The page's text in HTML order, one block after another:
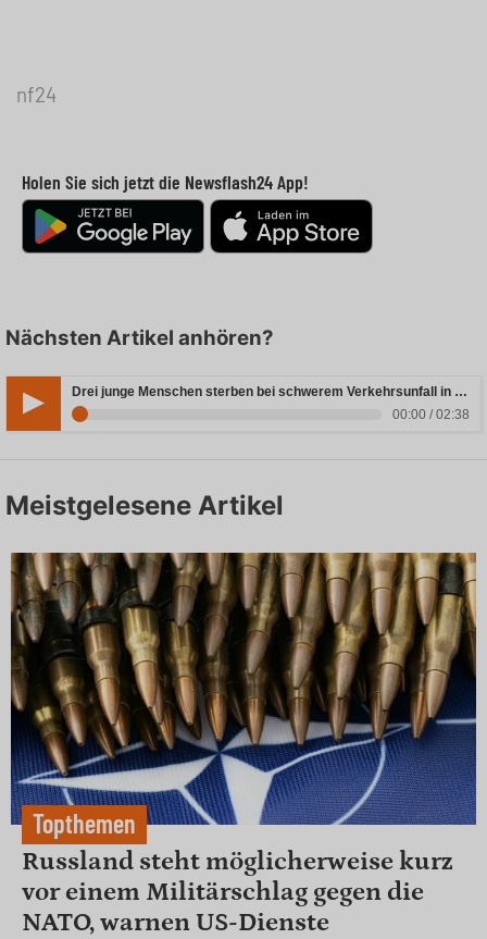
nf24
Holen Sie sich jetzt die Newsflash24 App!
Nächsten Artikel anhören?
Drei junge Menschen sterben bei schwerem Verkehrsunfall in Rheinland-Pfalz
00:00 / 02:38
Meistgelesene Artikel
Topthemen
Russland steht möglicherweise kurz
vor einem Militärschlag gegen die
NATO, warnen US-Dienste